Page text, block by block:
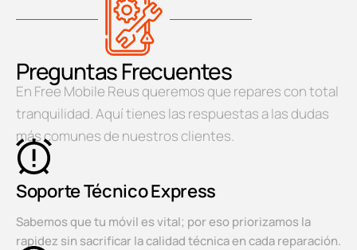
Preguntas Frecuentes
En Free Mobile Reus queremos que repares con total
tranquilidad. Aquí tienes las respuestas a las dudas
más comunes de nuestros clientes.
Soporte Técnico Express
Sabemos que tu móvil es vital; por eso priorizamos la
rapidez sin sacrificar la calidad técnica en cada reparación.